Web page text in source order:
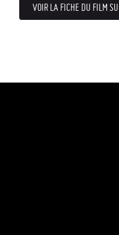
VOIR LA FICHE DU FILM